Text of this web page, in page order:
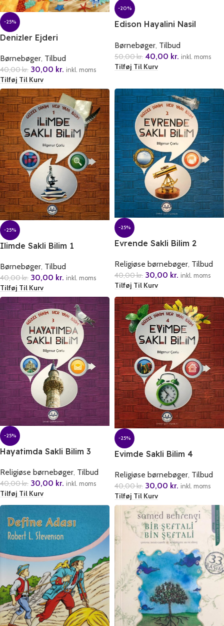
-25%
Denizler Ejderi
Børnebøger, Tilbud
40,00kr. 30,00 kr. inkl. moms
Tilføj Til Kurv
-20%
Edison Hayalini Nasil
Børnebøger, Tilbud
50,00kr. 40,00 kr. inkl. moms
Tilføj Til Kurv
-25%
Ilimde Sakli Bilim 1
Børnebøger, Tilbud
40,00kr. 30,00 kr. inkl. moms
Tilføj Til Kurv
-25%
Evrende Sakli Bilim 2
Religiøse børnebøger, Tilbud
40,00kr. 30,00 kr. inkl. moms
Tilføj Til Kurv
-25%
Hayatimda Sakli Bilim 3
Religiøse børnebøger, Tilbud
40,00kr. 30,00 kr. inkl. moms
Tilføj Til Kurv
-25%
Evimde Sakli Bilim 4
Religiøse børnebøger, Tilbud
40,00kr. 30,00 kr. inkl. moms
Tilføj Til Kurv